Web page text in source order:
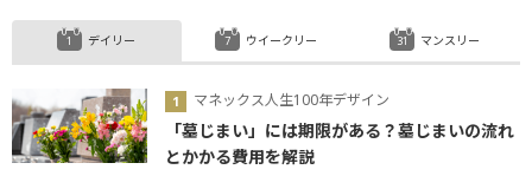
デイリー
マネックス人生100年デザイン
「墓じまい」には期限がある？墓じまいの流れ
とかかる費用を解説
ウイークリー マンスリー